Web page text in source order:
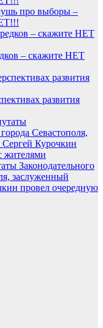
про выборы –
– скажите НЕТ
развития
Законодательного
заслуженный
провел очередную